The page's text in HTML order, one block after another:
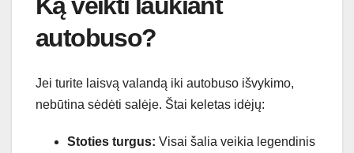
Ką veikti laukiant
autobuso?
Jei turite laisvą valandą iki autobuso išvykimo,
nebūtina sėdėti salėje. Štai keletas idėjų:
Stoties turgus: Visai šalia veikia legendinis